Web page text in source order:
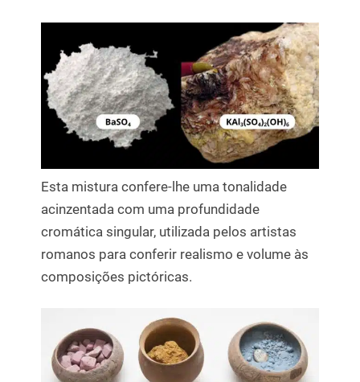
Esta mistura confere-lhe uma tonalidade
acinzentada com uma profundidade
cromática singular, utilizada pelos artistas
romanos para conferir realismo e volume às
composições pictóricas.